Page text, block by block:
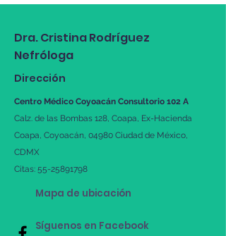
Dra. Cristina Rodríguez
Nefróloga
Dirección
Centro Médico Coyoacán Consultorio 102 A
Calz. de las Bombas 128, Coapa, Ex-Hacienda
Coapa, Coyoacán, 04980 Ciudad de México,
CDMX
Citas: 55-25891798
Mapa de ubicación
Síguenos en Facebook